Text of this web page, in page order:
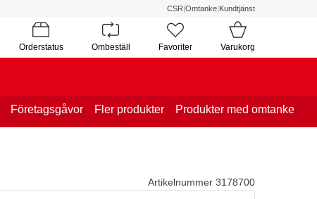
CSR|Omtanke|Kundtjänst
Orderstatus Ombeställ Favoriter Varukorg
Företagsgåvor Fler produkter Produkter med omtanke
Artikelnummer 3178700